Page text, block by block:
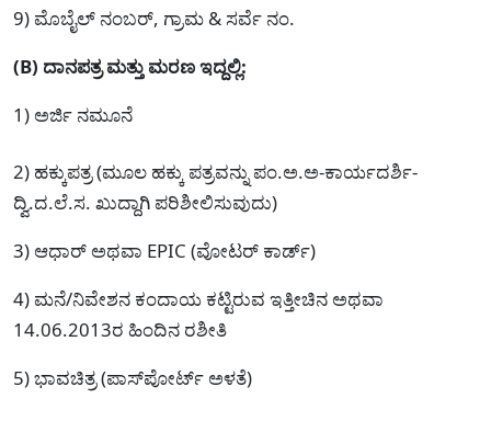
9) ಮೊಬೈಲ್ ನಂಬರ್, ಗ್ರಾಮ & ಸರ್ವೆ ನಂ.
(B) ದಾನಪತ್ರ ಮತ್ತು ಮರಣ ಇದ್ದಲ್ಲಿ:
1) ಅರ್ಜಿ ನಮೂನೆ
2) ಹಕ್ಕುಪತ್ರ (ಮೂಲ ಹಕ್ಕು ಪತ್ರವನ್ನು ಪಂ.ಅ.ಅ-ಕಾರ್ಯದರ್ಶಿ-
ದ್ವಿ.ದ.ಲೆ.ಸ. ಖುದ್ದಾಗಿ ಪರಿಶೀಲಿಸುವುದು)
3) ಆಧಾರ್ ಅಥವಾ EPIC (ವೋಟರ್ ಕಾರ್ಡ್)
4) ಮನೆ/ನಿವೇಶನ ಕಂದಾಯ ಕಟ್ಟಿರುವ ಇತ್ತೀಚಿನ ಅಥವಾ
14.06.2013ರ ಹಿಂದಿನ ರಶೀತಿ
5) ಭಾವಚಿತ್ರ (ಪಾಸ್‌ಪೋರ್ಟ್ ಅಳತೆ)